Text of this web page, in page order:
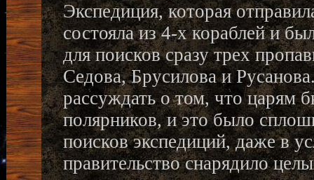
Экспедиция, которая
состояла из 4-х кораблей и
для поисков сразу трех
Седова, Брусилова и
рассуждать о том, что царям
полярников, и это было
поисков экспедиций, даже в
правительство снарядило